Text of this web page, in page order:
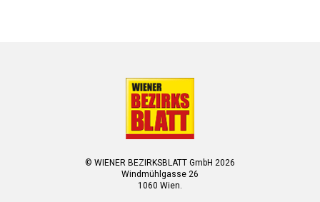
© WIENER BEZIRKSBLATT GmbH 2026
Windmühlgasse 26
1060 Wien.